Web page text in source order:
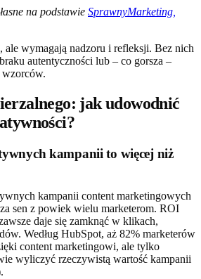
na podstawie SprawnyMarketing,
ale wymagają nadzoru i refleksji. Bez nich
autentyczności lub – co gorsza –
jak udowodnić
kampanii to więcej niż
kampanii content marketingowych
sen z powiek wielu marketerom. ROI
daje się zamknąć w klikach,
Według HubSpot, aż 82% marketerów
content marketingowi, ale tylko
wyliczyć rzeczywistą wartość kampanii